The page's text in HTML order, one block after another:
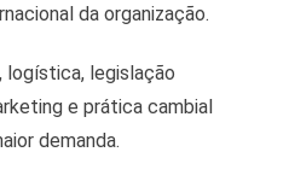
da organização.
logística, legislação
e prática cambial
demanda.